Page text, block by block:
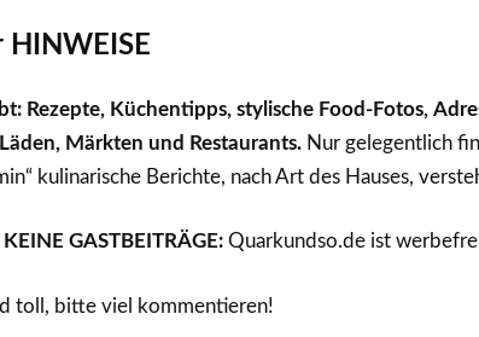
HINWEISE
Rezepte, Küchentipps, stylische Food-Fotos,
Märkten und Restaurants.Nur gelegentlich
kulinarische Berichte, nach Art des Hauses,
GASTBEITRÄGE: Quarkundso.de ist
toll, bitte viel kommentieren!